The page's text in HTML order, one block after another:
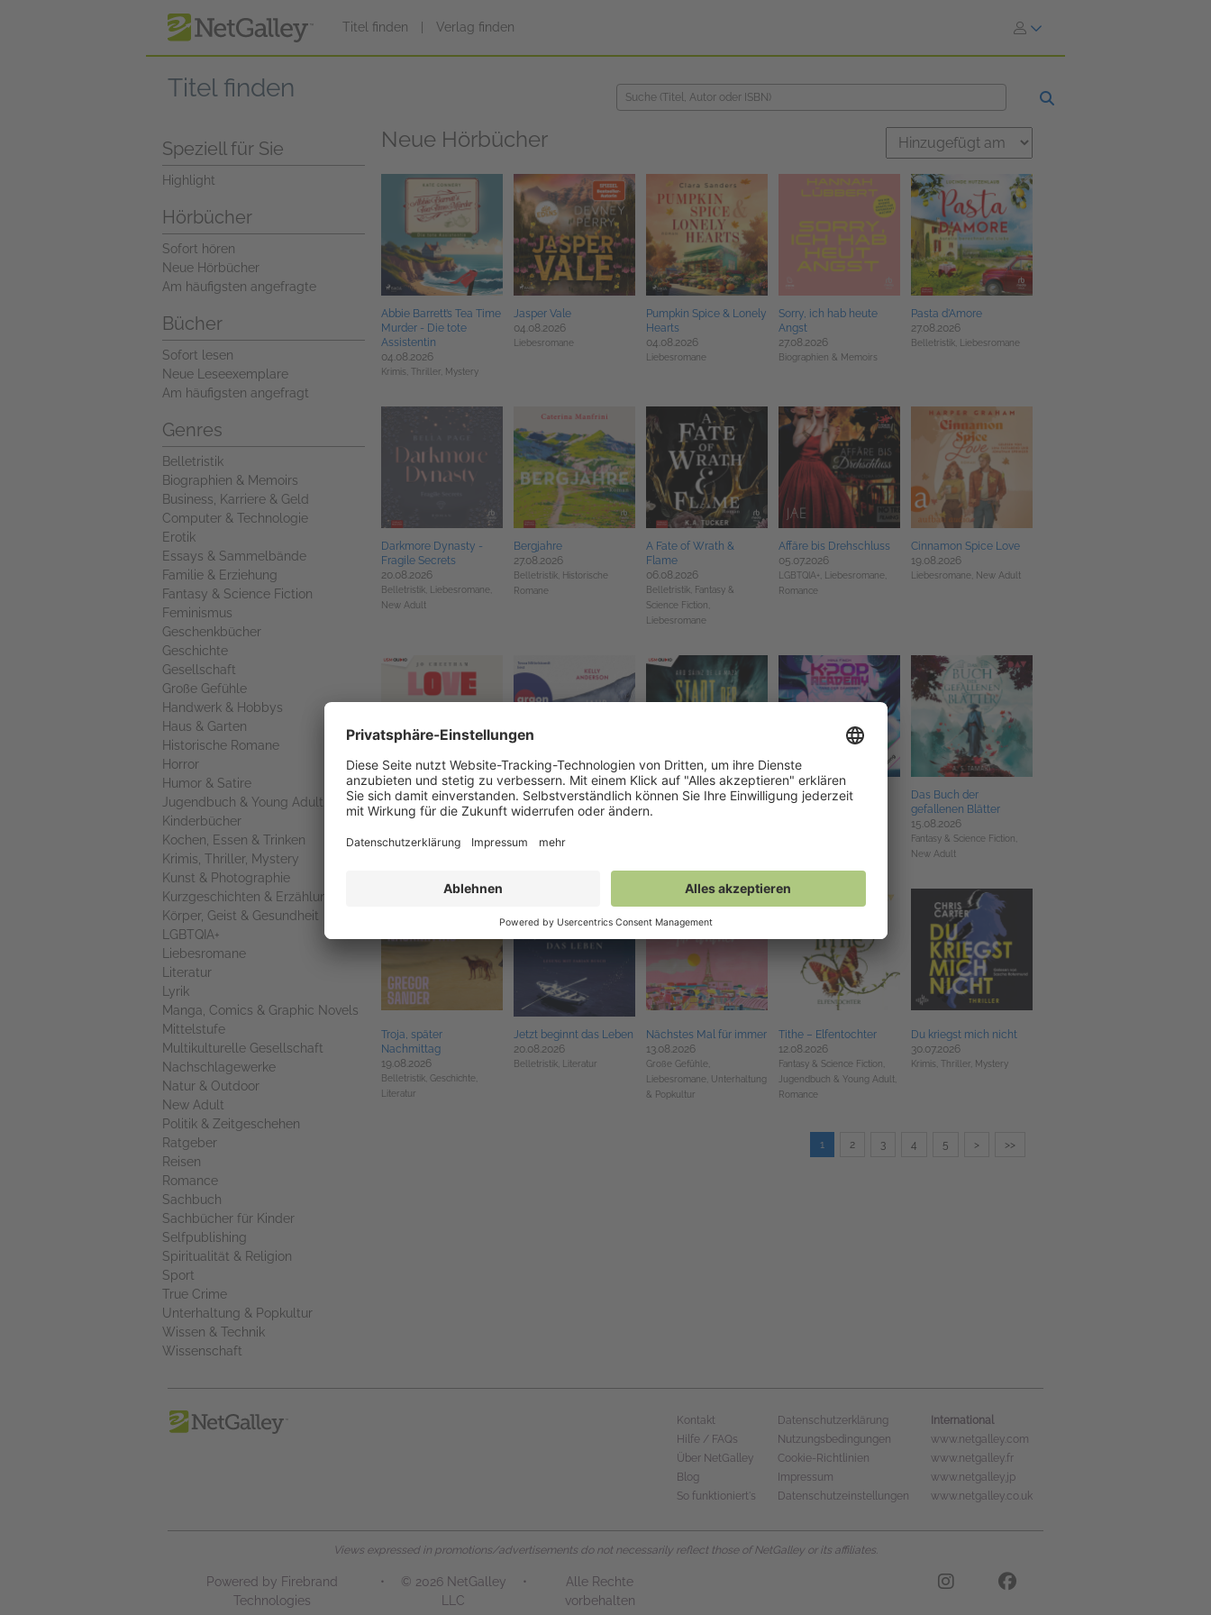
Titel finden Verlag finden
Titel finden
Speziell für Sie
Highlight
Hörbücher
Sofort hören
Neue Hörbücher
Am häufigsten angefragte
Bücher
Sofort lesen
Neue Leseexemplare
Am häufigsten angefragt
Genres
Belletristik
Biographien & Memoirs
Business, Karriere & Geld
Computer & Technologie
Erotik
Essays & Sammelbände
Familie & Erziehung
Fantasy & Science Fiction
Feminismus
Geschenkbücher
Geschichte
Gesellschaft
Große Gefühle
Handwerk & Hobbys
Haus & Garten
Historische Romane
Horror
Humor & Satire
Jugendbuch & Young Adult
Kinderbücher
Kochen, Essen & Trinken
Krimis, Thriller, Mystery
Kunst & Photographie
Kurzgeschichten & Erzählungen
Körper, Geist & Gesundheit
LGBTQIA+
Liebesromane
Literatur
Lyrik
Manga, Comics & Graphic Novels
Mittelstufe
Multikulturelle Gesellschaft
Nachschlagewerke
Natur & Outdoor
New Adult
Politik & Zeitgeschehen
Ratgeber
Reisen
Romance
Sachbuch
Sachbücher für Kinder
Selfpublishing
Spiritualität & Religion
Sport
True Crime
Unterhaltung & Popkultur
Wissen & Technik
Wissenschaft
Neue Hörbücher
Abbie Barrett’s Tea Time
Murder - Die tote
Assistentin
04.08.2026
Krimis, Thriller, Mystery
Jasper Vale
04.08.2026
Liebesromane
Pumpkin Spice & Lonely
Hearts
04.08.2026
Liebesromane
Sorry, ich hab heute
Angst
27.08.2026
Biographien & Memoirs
Pasta d'Amore
27.08.2026
Belletristik, Liebesromane
Darkmore Dynasty -
Fragile Secrets
20.08.2026
Belletristik,
Liebesromane,
New Adult
Bergjahre
27.08.2026
Belletristik,
Historische
Romane
A Fate of Wrath &
Flame
06.08.2026
Belletristik,
Fantasy &
Science Fiction,
Liebesromane
Affäre bis Drehschluss
05.07.2026
LGBTQIA+,
Liebesromane,
Romance
Cinnamon Spice Love
19.08.2026
Liebesromane, New Adult
Love and Rent
15.08.2026
Das Jahr der Wale
01.09.2026
Stadt der Schatten
12.08.2026
Tanz der Dämonen
Das Buch der
gefallenen Blätter
15.08.2026
Fantasy & Science Fiction,
New Adult
Troja, später
Nachmittag
19.08.2026
Belletristik, Geschichte,
Literatur
Jetzt beginnt das Leben
20.08.2026
Belletristik, Literatur
Nächstes Mal für immer
13.08.2026
Große Gefühle,
Liebesromane,
Unterhaltung
& Popkultur
Tithe – Elfentochter
12.08.2026
Fantasy & Science Fiction,
Jugendbuch & Young Adult,
Romance
Du kriegst mich nicht
30.07.2026
Krimis, Thriller, Mystery
1 2 3 4 5 > >>
Kontakt
Hilfe / FAQs
Über NetGalley
Blog
So funktioniert's
Datenschutzerklärung
Nutzungsbedingungen
Cookie-Richtlinien
Impressum
Datenschutzeinstellungen
International
www.netgalley.com
www.netgalley.fr
www.netgalley.jp
www.netgalley.co.uk
Views expressed in promotions/advertisements do not necessarily reflect those of NetGalley or its affiliates.
Powered by Firebrand
Technologies
•
© 2026 NetGalley
LLC
•
Alle Rechte
vorbehalten